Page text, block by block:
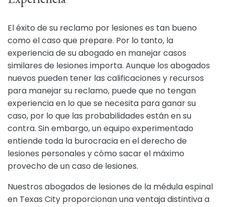
El éxito de su reclamo por lesiones es tan bueno
como el caso que prepare. Por lo tanto, la
experiencia de su abogado en manejar casos
similares de lesiones importa. Aunque los abogados
nuevos pueden tener las calificaciones y recursos
para manejar su reclamo, puede que no tengan
experiencia en lo que se necesita para ganar su
caso, por lo que las probabilidades están en su
contra. Sin embargo, un equipo experimentado
entiende toda la burocracia en el derecho de
lesiones personales y cómo sacar el máximo
provecho de un caso de lesiones.
Nuestros abogados de lesiones de la médula espinal
en Texas City proporcionan una ventaja distintiva a